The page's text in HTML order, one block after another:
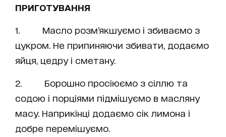
ПРИГОТУВАННЯ
1. Масло розм’якшуємо і збиваємо з
цукром. Не припиняючи збивати, додаємо
яйця, цедру і сметану.
2. Борошно просіюємо з сіллю та
содою і порціями підмішуємо в масляну
масу. Наприкінці додаємо сік лимона і
добре перемішуємо.